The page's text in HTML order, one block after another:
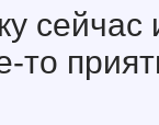
сейчас
то